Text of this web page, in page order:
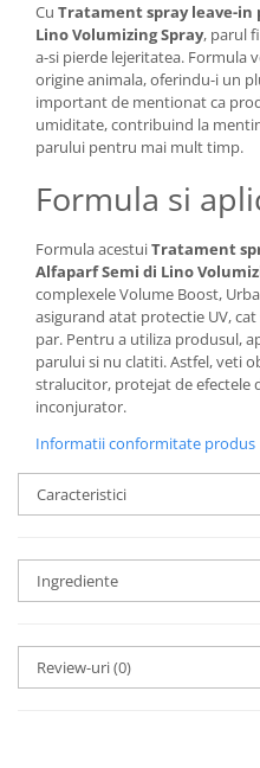
Cu Tratament spray leave-in
Lino Volumizing Spray, parul
a-si pierde lejeritatea. Formula
origine animala, oferindu-i un
important de mentionat ca
umiditate, contribuind la
parului pentru mai mult timp.
Formula si
Formula acestuiTratament
Alfaparf Semi di Lino
complexele Volume Boost,
asigurand atat protectie UV,
par. Pentru a utiliza produsul,
parului si nu clatiti. Astfel, veti
stralucitor, protejat de efectele
inconjurator.
Informatii conformitate produs
Caracteristici
Ingrediente
Review-uri(0)